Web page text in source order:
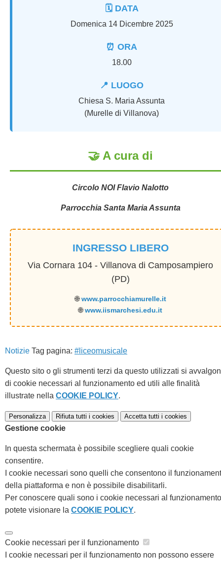
🗓 DATA
Domenica 14 Dicembre 2025
⏰ ORA
18.00
📍 LUOGO
Chiesa S. Maria Assunta
(Murelle di Villanova)
🤝 A cura di
Circolo NOI Flavio Nalotto
Parrocchia Santa Maria Assunta
INGRESSO LIBERO
Via Cornara 104 - Villanova di Camposampiero
(PD)
🌐www.parrocchiamurelle.it
🌐www.iismarchesi.edu.it
Notizie Tag pagina: #liceomusicale
Questo sito o gli strumenti terzi da questo utilizzati si
di cookie necessari al funzionamento ed utili alle finalità
illustrate nella COOKIE POLICY.
Personalizza Rifiuta tutti i cookies Accetta tutti i cookies
Gestione cookie
In questa schermata è possibile scegliere quali cookie
consentire.
I cookie necessari sono quelli che consentono il
della piattaforma e non è possibile disabilitarli.
Per conoscere quali sono i cookie necessari al funzionamento
potete visionare la COOKIE POLICY.
Cookie necessari per il funzionamento
I cookie necessari per il funzionamento non possono essere